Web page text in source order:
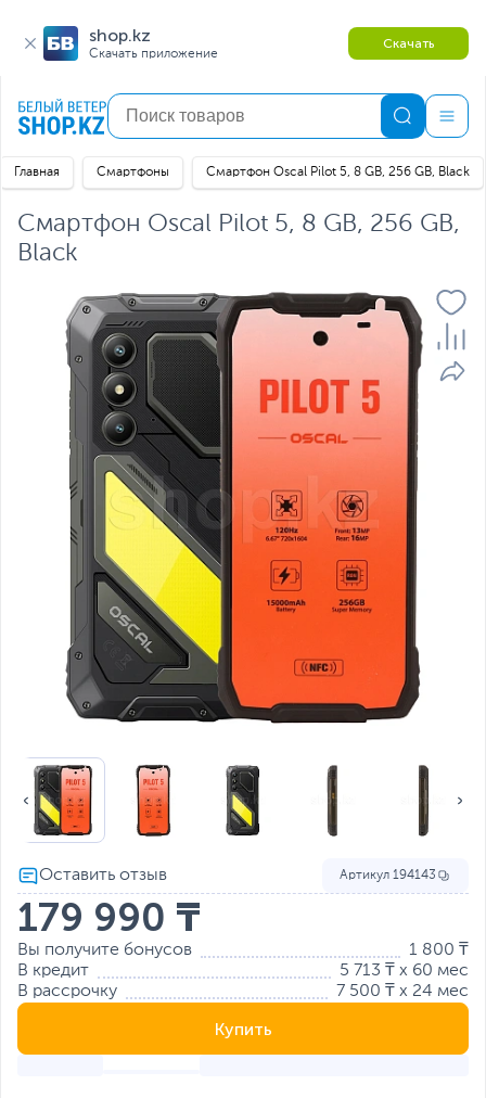
shop.kz
Скачать приложение
Скачать
Главная Смартфоны Смартфон Oscal Pilot 5, 8 GB, 256 GB, Black
Смартфон Oscal Pilot 5, 8 GB, 256 GB,
Black
Артикул 194143
179 990 ₸
Вы получите бонусов
1 800 ₸
В кредит
5 713 ₸ x 60 мес
В рассрочку
7 500 ₸ x 24 мес
Купить